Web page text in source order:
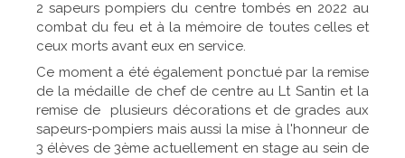
2 sapeurs pompiers du centre tombés en 2022 au
combat du feu et à la mémoire de toutes celles et
ceux morts avant eux en service.
Ce moment a été également ponctué par la remise
de la médaille de chef de centre au Lt Santin et la
remise de plusieurs décorations et de grades aux
sapeurs-pompiers mais aussi la mise à l'honneur de
3 élèves de 3ème actuellement en stage au sein de